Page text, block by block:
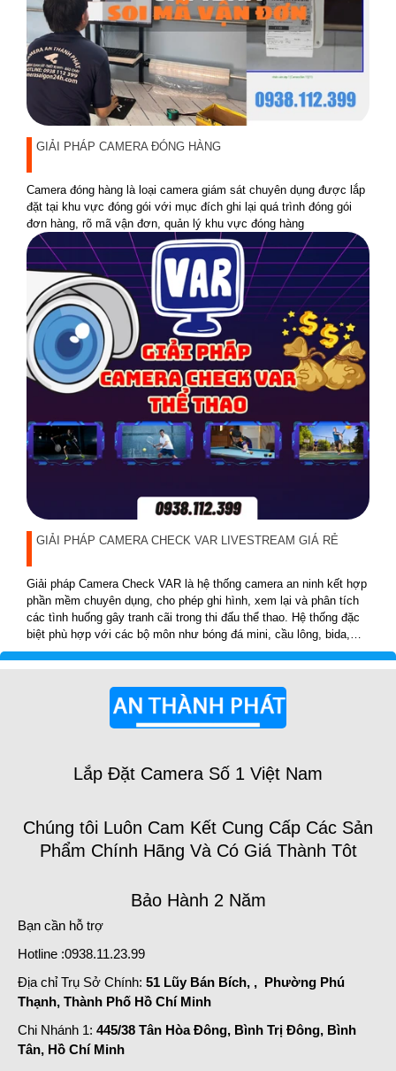
GIẢI PHÁP CAMERA ĐÓNG HÀNG
Camera đóng hàng là loại camera giám sát chuyên dụng được lắp
đặt tại khu vực đóng gói với mục đích ghi lại quá trình đóng gói
đơn hàng, rõ mã vận đơn, quản lý khu vực đóng hàng
GIẢI PHÁP CAMERA CHECK VAR LIVESTREAM GIÁ RẺ
Giải pháp Camera Check VAR là hệ thống camera an ninh kết hợp
phần mềm chuyên dụng, cho phép ghi hình, xem lại và phân tích
các tình huống gây tranh cãi trong thi đấu thể thao. Hệ thống đặc
biệt phù hợp với các bộ môn như bóng đá mini, cầu lông, bida,
pickleball, tennis…
Lắp Đặt Camera Số 1 Việt Nam
Chúng tôi Luôn Cam Kết Cung Cấp Các Sản
Phẩm Chính Hãng Và Có Giá Thành Tôt
Bảo Hành 2 Năm
Bạn cần hỗ trợ
Hotline :0938.11.23.99
Địa chỉ Trụ Sở Chính: 51 Lũy Bán Bích, , Phường Phú
Thạnh, Thành Phố Hồ Chí Minh
Chi Nhánh 1: 445/38 Tân Hòa Đông, Bình Trị Đông, Bình
Tân, Hồ Chí Minh